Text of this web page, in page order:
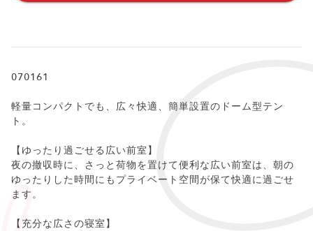
070161
軽量コンパクトでも、広々快適、簡単設置のドーム型テン
ト。
【ゆったり過ごせる広い前室】
夜の撤収時に、さっと荷物を置けて便利な広い前室は、朝の
ゆったりした時間にもプライベート空間が保て快適に過ごせ
ます。
【充分な広さの寝室】